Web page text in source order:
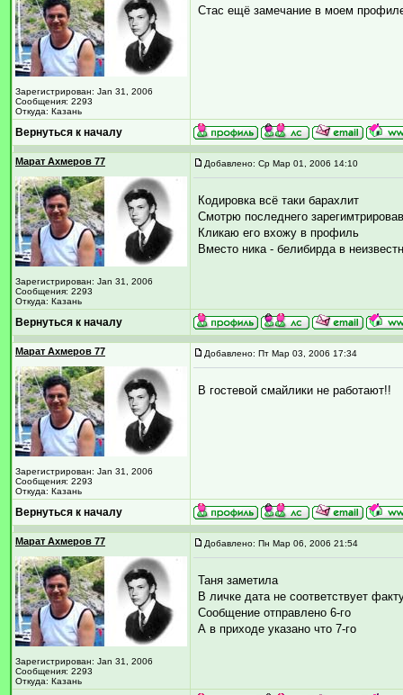
Зарегистрирован: Jan 31, 2006
Сообщения: 2293
Откуда: Казань
Стас ещё замечание в моем
Вернуться к началу
Марат Ахмеров 77
Зарегистрирован: Jan 31, 2006
Сообщения: 2293
Откуда: Казань
Добавлено: Ср Мар 01, 2006 14:10
Кодировка всё таки барахлит
Смотрю последнего
Кликаю его вхожу в профиль
Вместо ника - белибирда в
Вернуться к началу
Марат Ахмеров 77
Зарегистрирован: Jan 31, 2006
Сообщения: 2293
Откуда: Казань
Добавлено: Пт Мар 03, 2006 17:34
В гостевой смайлики не работают!!
Вернуться к началу
Марат Ахмеров 77
Зарегистрирован: Jan 31, 2006
Сообщения: 2293
Откуда: Казань
Добавлено: Пн Мар 06, 2006 21:54
Таня заметила
В личке дата не соответствует
Сообщение отправлено 6-го
А в приходе указано что 7-го